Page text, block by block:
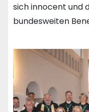
sich innocent und
bundesweiten